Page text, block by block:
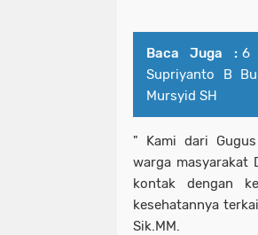
Baca Juga : 6
Supriyanto B
Mursyid SH
" Kami dari
warga masyarakat
kontak dengan
kesehatannya
Sik.MM.